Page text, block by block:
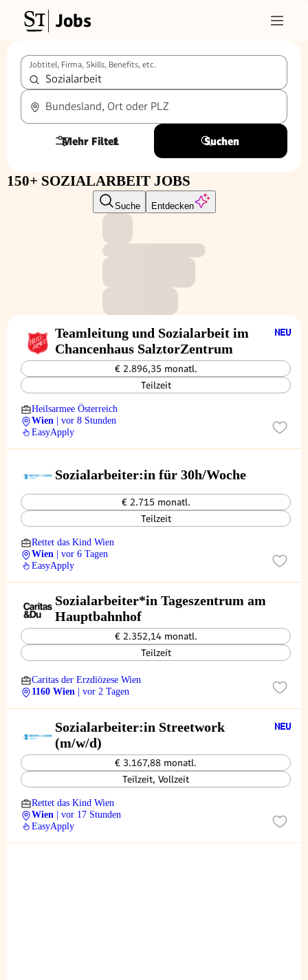
Jobs
Jobtitel, Firma, Skills, Benefits, etc.
Bundesland, Ort oder PLZ
Mehr Filter
1 Suchen
150+ SOZIALARBEIT JOBS
Suche Entdecken
Teamleitung und Sozialarbeit im
Chancenhaus SalztorZentrum
€ 2.896,35 monatl.
Teilzeit
Heilsarmee Österreich
Wien
| vor 8 Stunden
EasyApply
Sozialarbeiter:in für 30h/Woche
€ 2.715 monatl.
Teilzeit
Rettet das Kind Wien
Wien
| vor 6 Tagen
EasyApply
Sozialarbeiter*in Tageszentrum am
Hauptbahnhof
€ 2.352,14 monatl.
Teilzeit
Caritas der Erzdiözese Wien
1160 Wien
| vor 2 Tagen
Sozialarbeiter:in Streetwork
(m/w/d)
€ 3.167,88 monatl.
Teilzeit, Vollzeit
Rettet das Kind Wien
Wien
| vor 17 Stunden
EasyApply